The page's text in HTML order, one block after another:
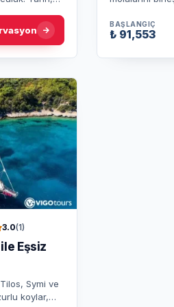
kabinler ve
BAŞLANGIÇ
₺ 91,553
3.0(1)
Eşsiz
Symi ve
koylar,